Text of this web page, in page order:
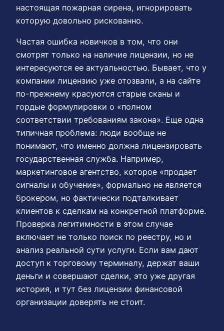
настоящая пожарная сирена, игнорировать
которую довольно рискованно.
Частая ошибка новичков в том, что они
смотрят только на наличие лицензии, но не
интересуются ее актуальностью. Бывает, что у
компании лицензию уже отозвали, а на сайте
по-прежнему красуются старые сканы и
гордые формулировки о «полном
соответствии требованиям закона». Еще одна
типичная проблема: люди вообще не
понимают, что именно должна лицензировать
государственная служба. Например,
маркетинговое агентство, которое «продает
сигналы и обучение», формально не является
брокером, но фактически подталкивает
клиентов к сделкам на конкретной платформе.
Проверка легитимности в этом случае
включает не только поиск по реестру, но и
анализ реальной сути услуги. Если вам дают
доступ к торговому терминалу, держат ваши
деньги и совершают сделки, это уже другая
история, и тут без лицензии финансовой
организации доверять не стоит.